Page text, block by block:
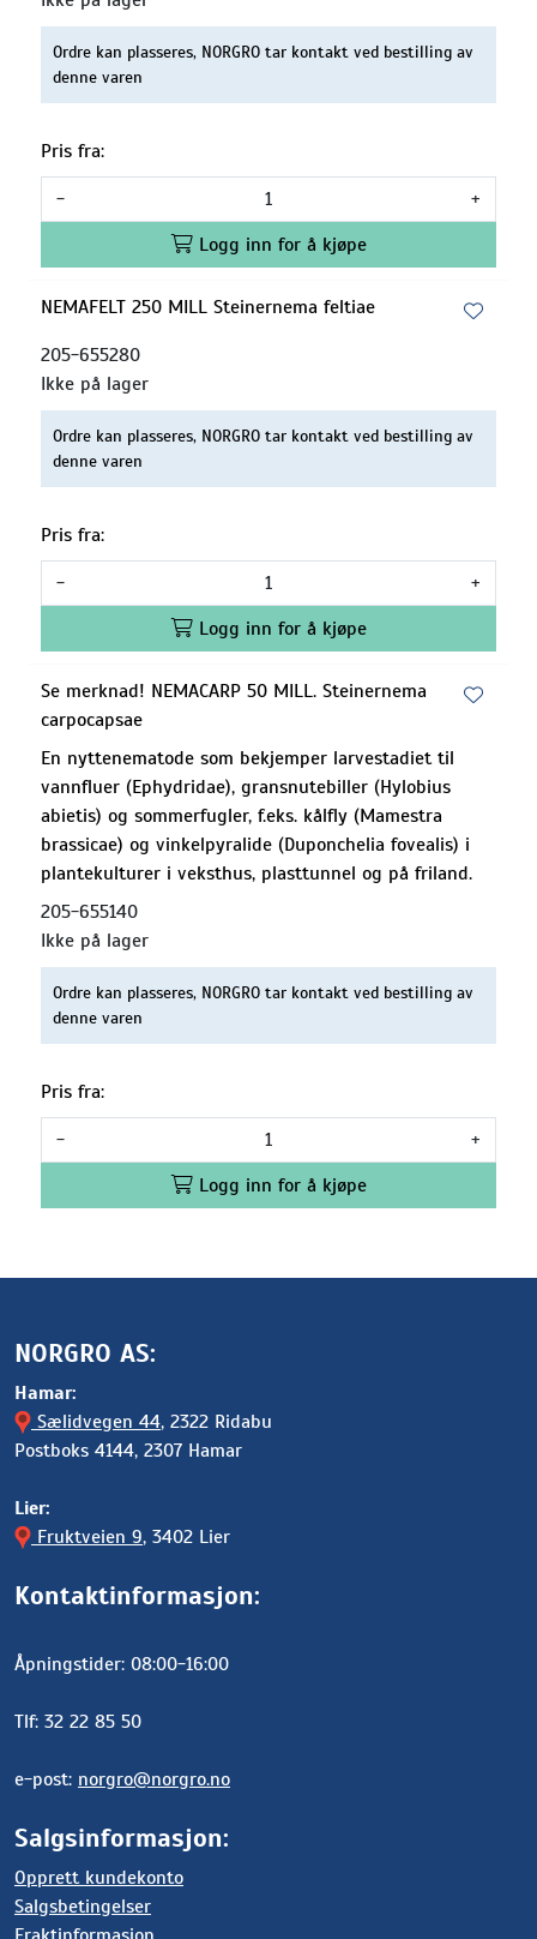
Ordre kan plasseres, NORGRO tar kontakt ved bestilling av
denne varen
Pris fra:
-
+
Logg inn for å kjøpe
NEMAFELT 250 MILL Steinernema feltiae
205-655280
Ikke på lager
Ordre kan plasseres, NORGRO tar kontakt ved bestilling av
denne varen
Pris fra:
-
+
Logg inn for å kjøpe
Se merknad! NEMACARP 50 MILL. Steinernema
carpocapsae
En nyttenematode som bekjemper larvestadiet til
vannfluer (Ephydridae), gransnutebiller (Hylobius
abietis) og sommerfugler, f.eks. kålfly (Mamestra
brassicae) og vinkelpyralide (Duponchelia fovealis) i
plantekulturer i veksthus, plasttunnel og på friland.
205-655140
Ikke på lager
Ordre kan plasseres, NORGRO tar kontakt ved bestilling av
denne varen
Pris fra:
-
+
Logg inn for å kjøpe
NORGRO AS:
Hamar:
Sælidvegen 44, 2322 Ridabu
Postboks 4144, 2307 Hamar
Lier:
Fruktveien 9, 3402 Lier
Kontaktinformasjon:
Åpningstider: 08:00-16:00
Tlf: 32 22 85 50
e-post: norgro@norgro.no
Salgsinformasjon:
Opprett kundekonto
Salgsbetingelser